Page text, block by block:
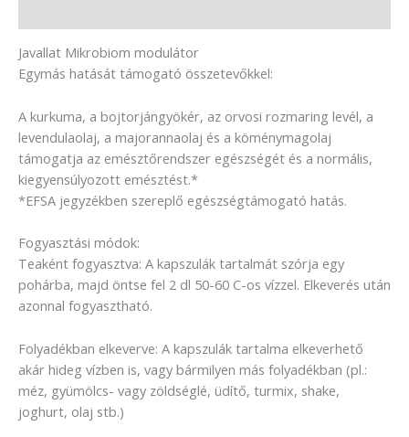
Javallat Mikrobiom modulátor
Egymás hatását támogató összetevőkkel:
A kurkuma, a bojtorjángyökér, az orvosi rozmaring levél, a
levendulaolaj, a majorannaolaj és a köménymagolaj
támogatja az emésztőrendszer egészségét és a normális,
kiegyensúlyozott emésztést.*
*EFSA jegyzékben szereplő egészségtámogató hatás.
Fogyasztási módok:
Teaként fogyasztva: A kapszulák tartalmát szórja egy
pohárba, majd öntse fel 2 dl 50-60 C-os vízzel. Elkeverés után
azonnal fogyasztható.
Folyadékban elkeverve: A kapszulák tartalma elkeverhető
akár hideg vízben is, vagy bármilyen más folyadékban (pl.:
méz, gyümölcs- vagy zöldséglé, üdítő, turmix, shake,
joghurt, olaj stb.)